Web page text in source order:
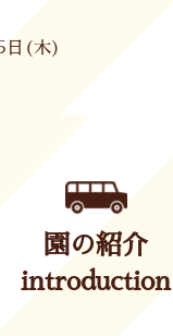
日(木)
園の紹介
introduction